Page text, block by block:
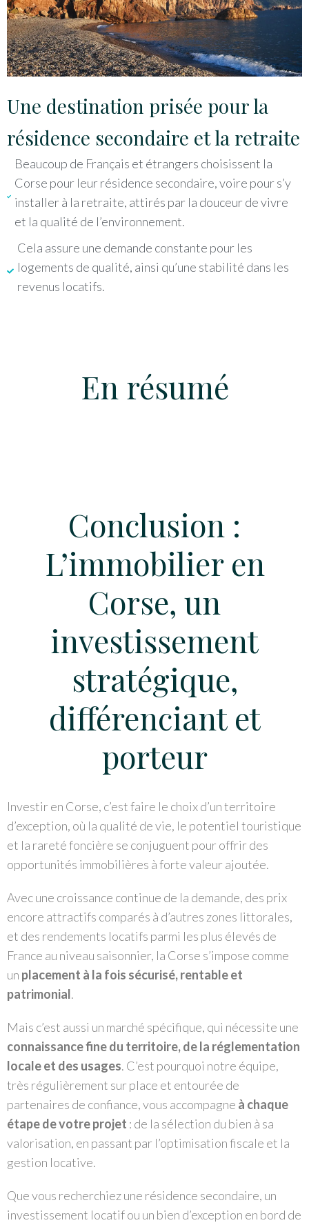
Une destination prisée pour la
résidence secondaire et la retraite
Beaucoup de Français et étrangers choisissent la
Corse pour leur résidence secondaire, voire pour s’y
installer à la retraite, attirés par la douceur de vivre
et la qualité de l’environnement.
Cela assure une demande constante pour les
logements de qualité, ainsi qu’une stabilité dans les
revenus locatifs.
En résumé
Conclusion :
L’immobilier en
Corse, un
investissement
stratégique,
différenciant et
porteur
Investir en Corse, c’est faire le choix d’un territoire
d’exception, où la qualité de vie, le potentiel touristique
et la rareté foncière se conjuguent pour offrir des
opportunités immobilières à forte valeur ajoutée.
Avec une croissance continue de la demande, des prix
encore attractifs comparés à d’autres zones littorales,
et des rendements locatifs parmi les plus élevés de
France au niveau saisonnier, la Corse s’impose comme
un placement à la fois sécurisé, rentable et
patrimonial.
Mais c’est aussi un marché spécifique, qui nécessite une
connaissance fine du territoire, de la réglementation
locale et des usages. C’est pourquoi notre équipe,
très régulièrement sur place et entourée de
partenaires de confiance, vous accompagne à chaque
étape de votre projet : de la sélection du bien à sa
valorisation, en passant par l’optimisation fiscale et la
gestion locative.
Que vous recherchiez une résidence secondaire, un
investissement locatif ou un bien d’exception en bord de